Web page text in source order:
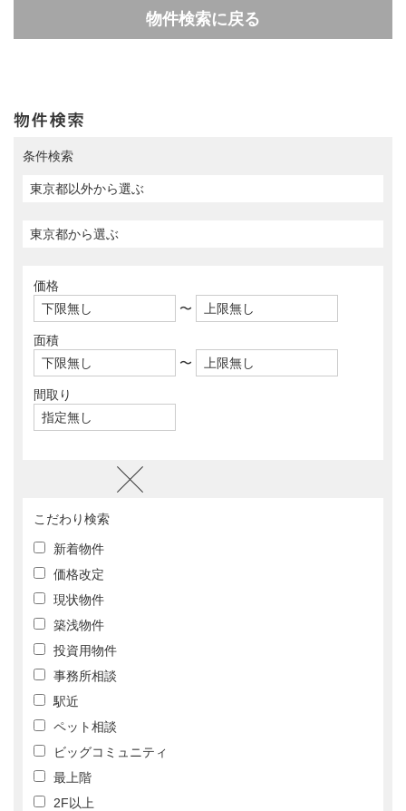
物件検索に戻る
条件検索
価格
〜
面積
〜
間取り
こだわり検索
新着物件
価格改定
現状物件
築浅物件
投資用物件
事務所相談
駅近
ペット相談
ビッグコミュニティ
最上階
2F以上